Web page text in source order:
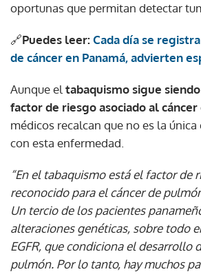
oportunas que permitan detectar
🔗Puedes leer: Cada día se
de cáncer en Panamá, advierten
Aunque el tabaquismo sigue
factor de riesgo asociado al
médicos recalcan que no es la única
con esta enfermedad.
“En el tabaquismo está el factor de
reconocido para el cáncer de
Un tercio de los pacientes
alteraciones genéticas, sobre todo
EGFR, que condiciona el desarrollo
pulmón. Por lo tanto, hay muchos